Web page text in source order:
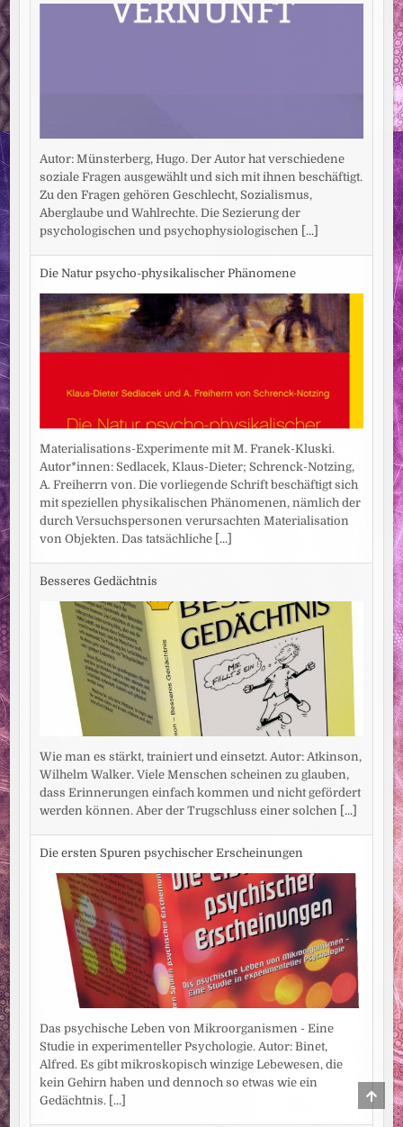
Autor: Münsterberg, Hugo. Der Autor hat verschiedene
soziale Fragen ausgewählt und sich mit ihnen beschäftigt.
Zu den Fragen gehören Geschlecht, Sozialismus,
Aberglaube und Wahlrechte. Die Sezierung der
psychologischen und psychophysiologischen
[...]
Die Natur psycho-physikalischer Phänomene
Materialisations-Experimente mit M. Franek-Kluski.
Autor*innen: Sedlacek, Klaus-Dieter; Schrenck-Notzing,
A. Freiherrn von. Die vorliegende Schrift beschäftigt sich
mit speziellen physikalischen Phänomenen, nämlich der
durch Versuchspersonen verursachten Materialisation
von Objekten. Das tatsächliche [...]
Besseres Gedächtnis
Wie man es stärkt, trainiert und einsetzt. Autor: Atkinson,
Wilhelm Walker. Viele Menschen scheinen zu glauben,
dass Erinnerungen einfach kommen und nicht gefördert
werden können. Aber der Trugschluss einer solchen
[...]
Die ersten Spuren psychischer Erscheinungen
Das psychische Leben von Mikroorganismen - Eine
Studie in experimenteller Psychologie. Autor: Binet,
Alfred. Es gibt mikroskopisch winzige Lebewesen, die
kein Gehirn haben und dennoch so etwas wie ein
Gedächtnis.
[...] TO
TOP